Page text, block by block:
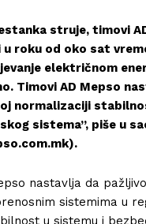
struje, timovi
roku od oko sat
električnom
Timovi AD Mepso
normalizaciji
sistema”, piše u
nastavlja da
sistemima u
u sistemu i